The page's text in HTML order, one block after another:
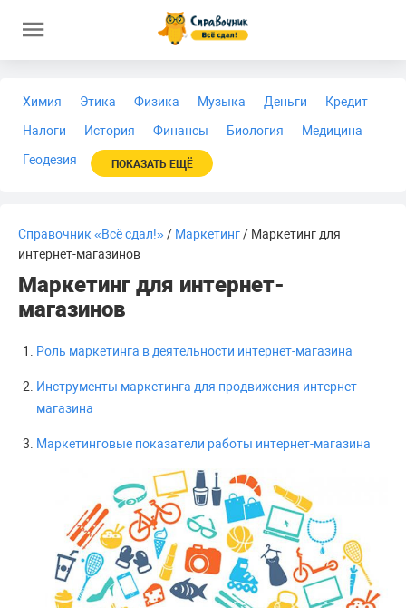
Химия Этика Физика Музыка Деньги
Кредит
Налоги
История Финансы Биология
Медицина
Геодезия
ПОКАЗАТЬ ЕЩЁ
Справочник «Всё сдал!»/ Маркетинг/ Маркетинг для
интернет-магазинов
Маркетинг для интернет-
магазинов
Роль маркетинга в деятельности интернет-магазина
Инструменты маркетинга для продвижения интернет-
магазина
Маркетинговые показатели работы интернет-магазина